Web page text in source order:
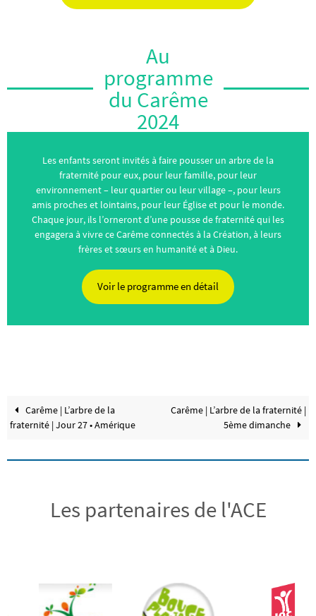
Au
programme
du Carême
2024
Les enfants seront invités à faire pousser un arbre de la
fraternité pour eux, pour leur famille, pour leur
environnement – leur quartier ou leur village –, pour leurs
amis proches et lointains, pour leur Église et pour le monde.
Chaque jour, ils l’orneront d’une pousse de fraternité qui les
engagera à vivre ce Carême connectés à la Création, à leurs
frères et sœurs en humanité et à Dieu.
Voir le programme en détail
Carême | L’arbre de la
fraternité | Jour 27 • Amérique
Carême | L’arbre de la fraternité |
5ème dimanche
Les partenaires de l'ACE